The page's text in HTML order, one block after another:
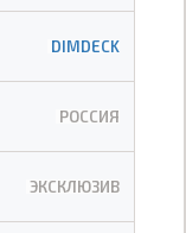
DIMDECK
РОССИЯ
ЭКСКЛЮЗИВ